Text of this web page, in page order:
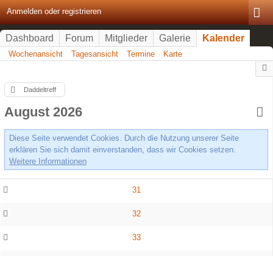
Anmelden oder registrieren
Dashboard Forum Mitglieder Galerie Kalender
Wochenansicht Tagesansicht Termine Karte
Daddeltreff
August 2026
Diese Seite verwendet Cookies. Durch die Nutzung unserer Seite
erklären Sie sich damit einverstanden, dass wir Cookies setzen.
Weitere Informationen
31
32
33